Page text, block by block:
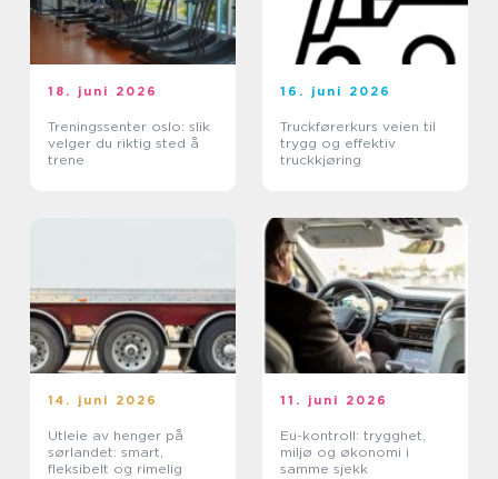
18. juni 2026
Treningssenter oslo: slik
velger du riktig sted å
trene
16. juni 2026
Truckførerkurs veien til
trygg og effektiv
truckkjøring
14. juni 2026
Utleie av henger på
sørlandet: smart,
fleksibelt og rimelig
11. juni 2026
Eu-kontroll: trygghet,
miljø og økonomi i
samme sjekk